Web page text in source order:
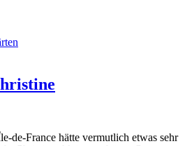
de-France hätte vermutlich etwas sehr